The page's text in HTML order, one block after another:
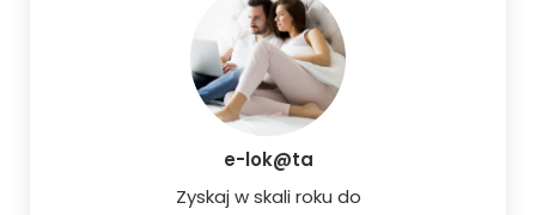
e-lok@ta
Zyskaj w skali roku do